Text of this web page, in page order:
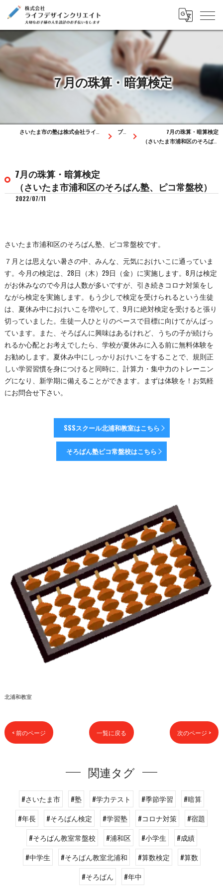
７月の珠算・暗算検定
ブログ
7月の珠算・暗算検定
（さいたま市浦和区のそろばん塾、ピコ常盤校）
7月の珠算・暗算検定
（さいたま市浦和区のそろばん塾、ピコ常盤校）
2022/07/11
さいたま市浦和区のそろばん塾、ピコ常盤校です。
７月とは思えない暑さの中、みんな、元気におけいこに通っていま
す。今月の検定は、28日（木）29日（金）に実施します。8月は検定
がお休みなので今月は人数が多いですが、引き続きコロナ対策をし
ながら検定を実施します。もう少しで検定を受けられるという生徒
は、夏休み中におけいこを増やして、9月に絶対検定を受けると張り
切っていました。生徒一人ひとりのペースで目標に向けてがんばっ
ています。また、そろばんに興味はあるけれど、うちの子が続けら
れるか心配とお考えでしたら、学校が夏休みに入る前に無料体験を
お勧めします。夏休み中にしっかりおけいこをすることで、規則正
しい学習習慣を身につけると同時に、計算力・集中力のトレーニン
グになり、新学期に備えることができます。まずは体験を！お気軽
にお問合せ下さい。
SSSスクール北浦和教室はこちら
そろばん塾ピコ常盤校はこちら
北浦和教室
< 前のページ 一覧に戻る 次のページ >
関連タグ
#さいたま市 #塾 #学力テスト #季節学習
#暗算
#年長
#そろばん検定 #学習塾 #コロナ対策
#宿題
#そろばん教室常盤校
#浦和区 #小学生
#成績
#中学生
#そろばん教室北浦和 #算数検定
#算数
#そろばん
#年中